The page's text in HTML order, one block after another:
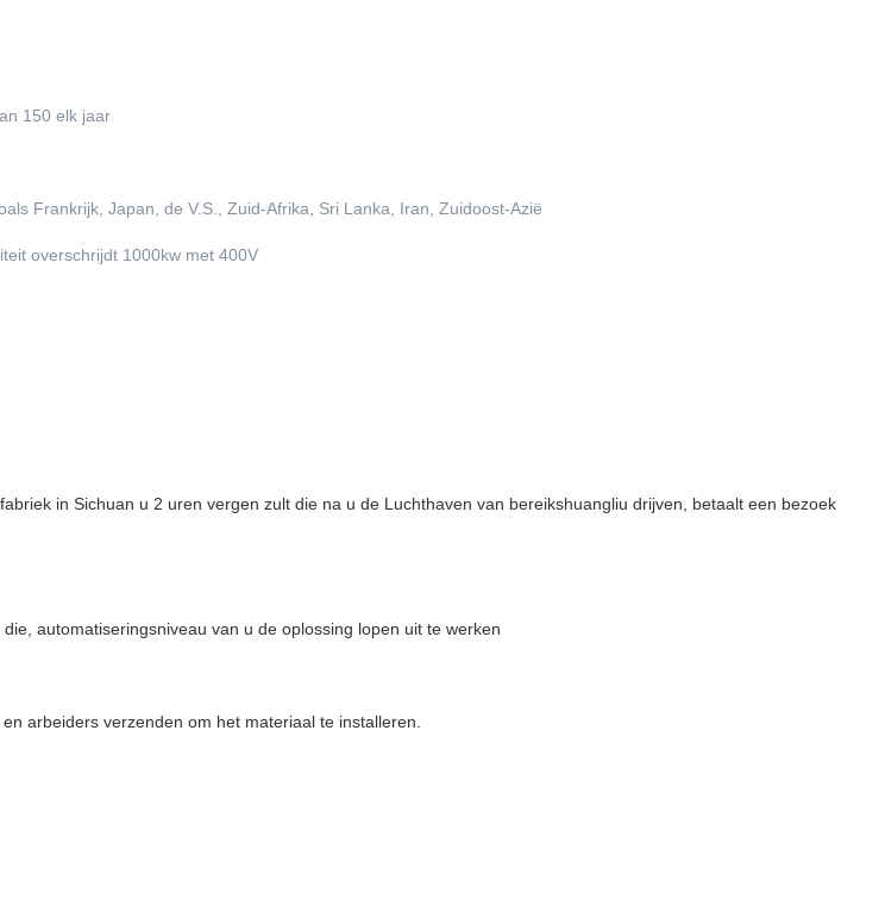
150 elk jaar
Frankrijk, Japan, de V.S., Zuid-Afrika, Sri Lanka, Iran, Zuidoost-Azië
overschrijdt 1000kw met 400V
in Sichuan u 2 uren vergen zult die na u de Luchthaven van bereikshuangliu drijven, betaalt een bezoek
automatiseringsniveau van u de oplossing lopen uit te werken
arbeiders verzenden om het materiaal te installeren.